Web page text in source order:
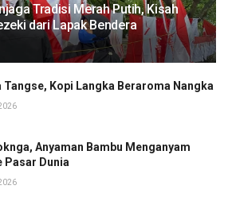
Tradisi Merah Putih, Kisah
dari Lapak Bendera
Tangse, Kopi Langka Beraroma Nangka
Anyaman Bambu Menganyam
Pasar Dunia